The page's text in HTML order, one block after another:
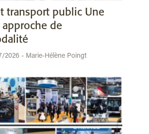
transport public Une
de
2026 - Marie-Hélène Poingt